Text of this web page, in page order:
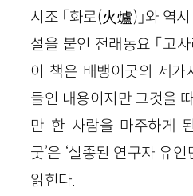
시조 「화로(火爐)」와 역
설을 붙인 전래동요 「고
이 책은 배뱅이굿의 세가
들인 내용이지만 그것을
만 한 사람을 마주하게
굿’은 ‘실종된 연구자 유
읽힌다.